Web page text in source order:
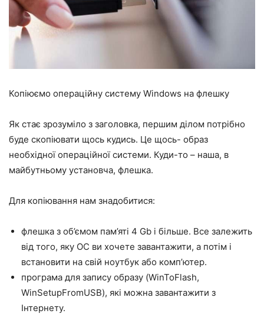
Копіюємо операційну систему Windows на флешку
Як стає зрозуміло з заголовка, першим ділом потрібно
буде скопіювати щось кудись. Це щось- образ
необхідної операційної системи. Куди-то – наша, в
майбутньому установча, флешка.
Для копіювання нам знадобитися:
флешка з об’ємом пам’яті 4 Gb і більше. Все залежить
від того, яку ОС ви хочете завантажити, а потім і
встановити на свій ноутбук або комп’ютер.
програма для запису образу (WinToFlash,
WinSetupFromUSB), які можна завантажити з
Інтернету.